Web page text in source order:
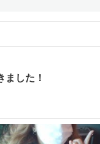
ました！